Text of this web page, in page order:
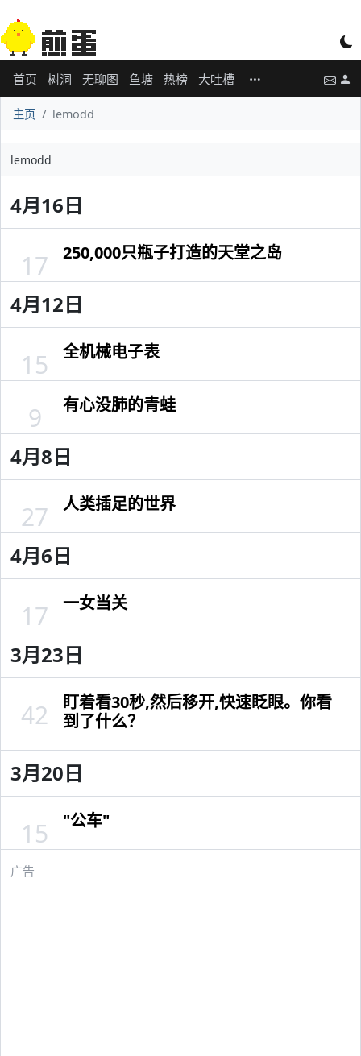
首页 树洞 无聊图 鱼塘 热榜 大吐槽
主页 lemodd
lemodd
4月16日
250,000只瓶子打造的天堂之岛
17
4月12日
全机械电子表
15
有心没肺的青蛙
9
4月8日
人类插足的世界
27
4月6日
一女当关
17
3月23日
盯着看30秒,然后移开,快速眨眼。你看
到了什么？
42
3月20日
"公车"
15
广告